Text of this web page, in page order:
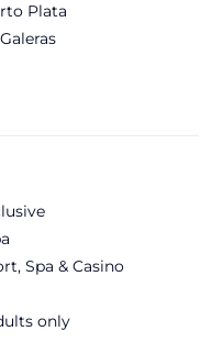
Plata
Spa & Casino
only